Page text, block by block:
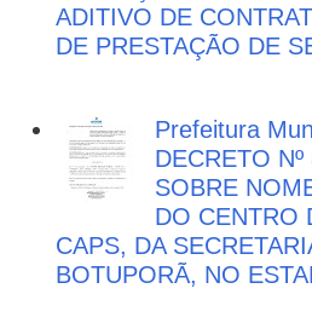
ADITIVO DE
DE PRESTAÇÃO DE
Prefeitura
DECRETO
SOBRE
DO CENTRO
CAPS, DA
BOTUPORÃ, NO